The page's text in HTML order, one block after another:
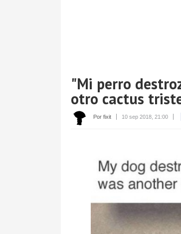
"Mi perro
otro cactus
Por fixit 10 sep 2018, 21:00